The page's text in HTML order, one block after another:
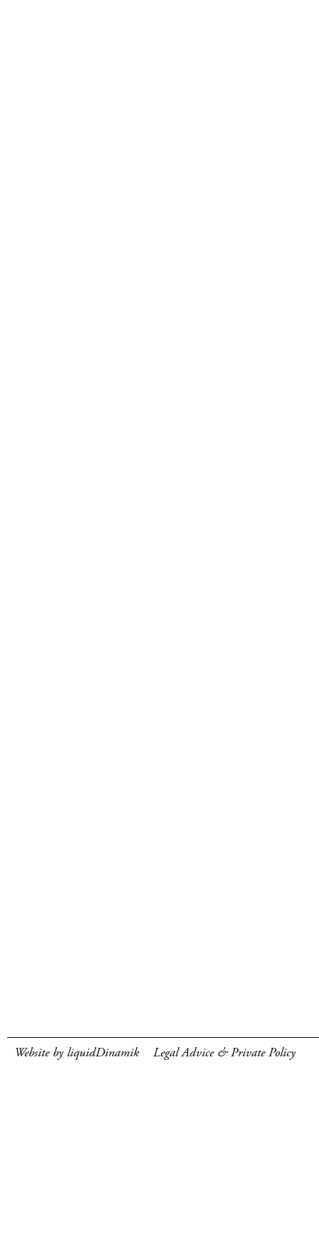
Website by liquidDinamik Legal Advice & Private Policy